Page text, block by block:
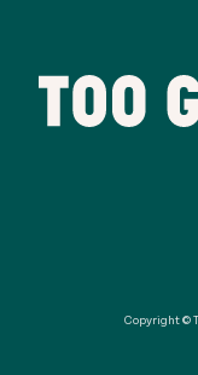
Copyright ©